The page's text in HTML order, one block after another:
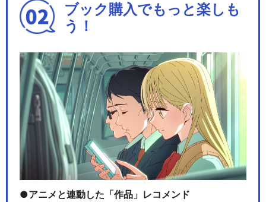
ブック購入でもっと楽しも
う！
アニメと連動した「作品」レコメンド